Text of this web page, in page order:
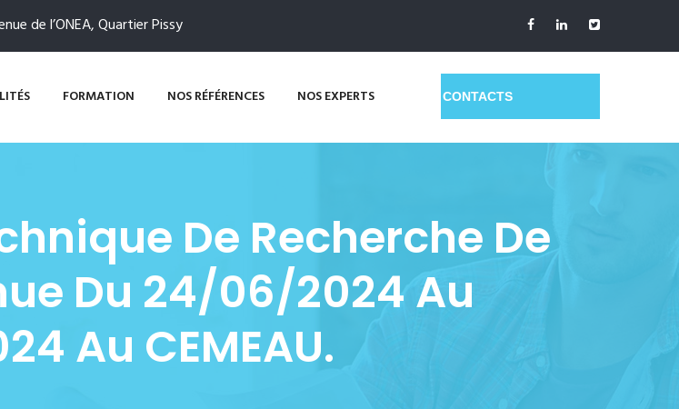
de l’ONEA, Quartier Pissy
FORMATION NOS RÉFÉRENCES NOS EXPERTS GET A QUOTE
De Recherche De
Du 24/06/2024 Au
Au CEMEAU.